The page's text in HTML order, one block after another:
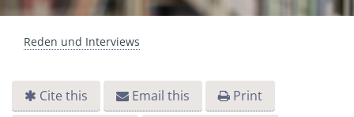
Reden und Interviews
Cite this Email this
Print